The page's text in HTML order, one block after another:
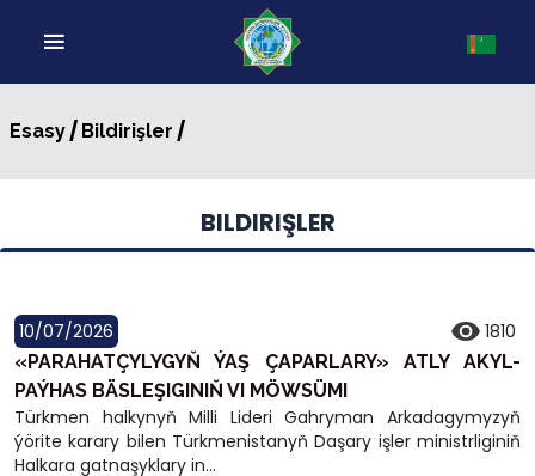
Esasy/ Bildirişler /
BILDIRIŞLER
10/07/2026 1810
«PARAHATÇYLYGYŇ ÝAŞ ÇAPARLARY» ATLY AKYL-
PAÝHAS BÄSLEŞIGINIŇ VI MÖWSÜMI
Türkmen halkynyň Milli Lideri Gahryman Arkadagymyzyň
ýörite karary bilen Türkmenistanyň Daşary işler ministrliginiň
Halkara gatnaşyklary in...